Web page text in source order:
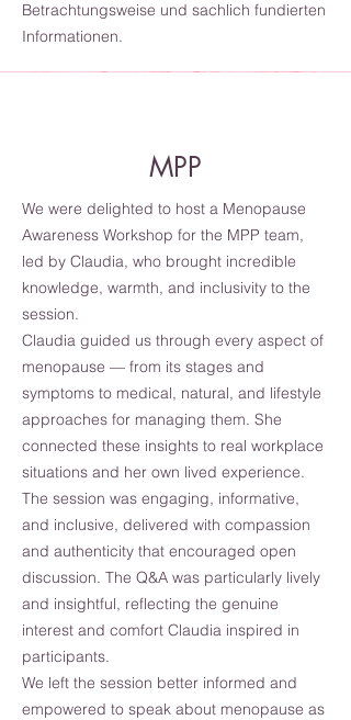
Betrachtungsweise und sachlich fundierten
Informationen.
MPP
We were delighted to host a Menopause
Awareness Workshop for the MPP team,
led by Claudia, who brought incredible
knowledge, warmth, and inclusivity to the
session.
Claudia guided us through every aspect of
menopause — from its stages and
symptoms to medical, natural, and lifestyle
approaches for managing them. She
connected these insights to real workplace
situations and her own lived experience.
The session was engaging, informative,
and inclusive, delivered with compassion
and authenticity that encouraged open
discussion. The Q&A was particularly lively
and insightful, reflecting the genuine
interest and comfort Claudia inspired in
participants.
We left the session better informed and
empowered to speak about menopause as